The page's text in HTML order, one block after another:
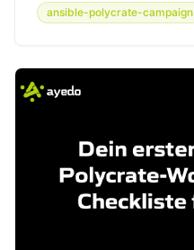
ansible-polycrate-campaign